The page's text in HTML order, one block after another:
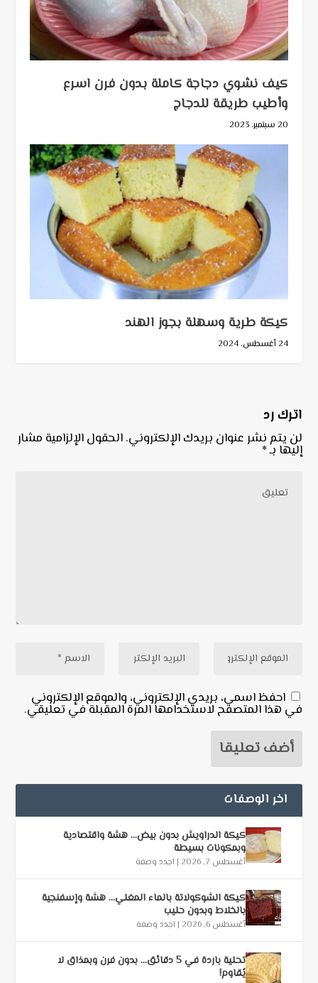
كيف نشوي دجاجة كاملة بدون فرن اسرع
وأطيب طريقة للدجاج
20 سبتمبر، 2023
كيكة طرية وسهلة بجوز الهند
24 أغسطس، 2024
اترك رد
لن يتم نشر عنوان بريدك الإلكتروني. الحقول الإلزامية مشار
إليها بـ*
احفظ اسمي، بريدي الإلكتروني، والموقع الإلكتروني
في هذا المتصفح لاستخدامها المرة المقبلة في تعليقي.
اخر الوصفات
كيكة الدراويش بدون بيض… هشة واقتصادية
وبمكونات بسيطة
أغسطس 7, 2026 | اجدد وصفة
كيكة الشوكولاتة بالماء المغلي… هشة وإسفنجية
بالخلاط وبدون حليب
أغسطس 6, 2026 | اجدد وصفة
تحلية باردة في 5 دقائق… بدون فرن وبمذاق لا
يُقاوم!